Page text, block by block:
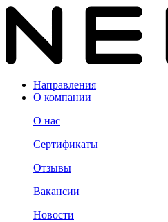
Направления
О компании
О нас
Сертификаты
Отзывы
Вакансии
Новости